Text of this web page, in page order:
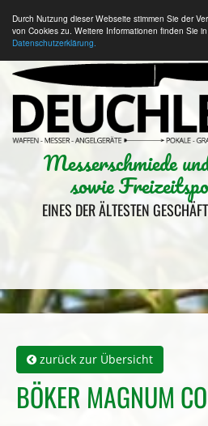
Durch Nutzung dieser Webseite stimmen Sie der
von Cookies zu. Weitere Informationen finden Sie
Datenschutzerklärung.
Messerschmiede
sowie
EINES DER ÄLTESTEN
zurück zur Übersicht
BÖKER MAGNUM